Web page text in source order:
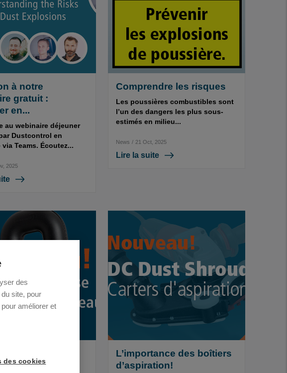
à notre
gratuit :
en...
au webinaire déjeuner
Dustcontrol en
via Teams. Écoutez...
2025
Comprendre les risques
Les poussières combustibles sont
l’un des dangers les plus sous-
estimés en milieu...
News / 21 Oct, 2025
Lire la suite
pour seau!
L’importance des boîtiers
d’aspiration!
des
site, pour
améliorer et
des cookies